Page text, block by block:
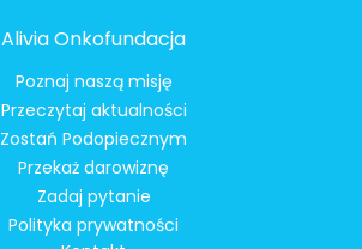
Alivia Onkofundacja
Poznaj naszą misję
Przeczytaj aktualności
Zostań Podopiecznym
Przekaż darowiznę
Zadaj pytanie
Polityka prywatności